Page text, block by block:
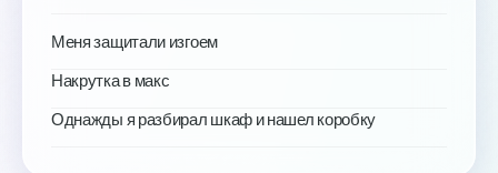
Меня защитали изгоем
Накрутка в макс
Однажды я разбирал шкаф и нашел коробку